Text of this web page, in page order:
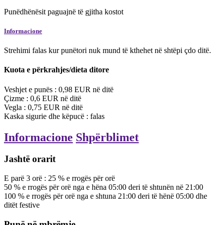
Punëdhënësit paguajnë të gjitha kostot
Informacione
Strehimi falas kur punëtori nuk mund të kthehet në shtëpi çdo ditë.
Kuota e përkrahjes/dieta ditore
Veshjet e punës : 0,98 EUR në ditë
Çizme : 0,6 EUR në ditë
Vegla : 0,75 EUR në ditë
Kaska sigurie dhe këpucë : falas
Informacione Shpërblimet
Jashtë orarit
E parë 3 orë : 25 % e rrogës për orë
50 % e rrogës për orë nga e hëna 05:00 deri të shtunën në 21:00
100 % e rrogës për orë nga e shtuna 21:00 deri të hënë 05:00 dhe
ditët festive